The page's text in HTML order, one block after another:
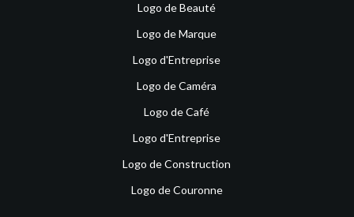
Logo de Beauté
Logo de Marque
Logo d'Entreprise
Logo de Caméra
Logo de Café
Logo d'Entreprise
Logo de Construction
Logo de Couronne